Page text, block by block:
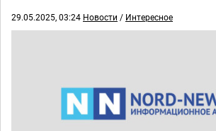
29.05.2025, 03:24 Новости / Интересное